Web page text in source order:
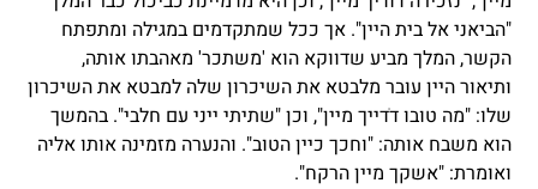
"הביאני אל בית היין". אך ככל שמתקדמים במגילה ומתפתח
הקשר, המלך מביע שדווקא הוא 'משתכר' מאהבתו אותה,
ותיאור היין עובר מלבטא את השיכרון שלה למבטא את השיכרון
שלו: "מה טובו דֹדייך מיין", וכן "שתיתי ייני עם חלבי". בהמשך
הוא משבח אותה: "וחכך כיין הטוב". והנערה מזמינה אותו אליה
ואומרת: "אשקך מיין הרקח".